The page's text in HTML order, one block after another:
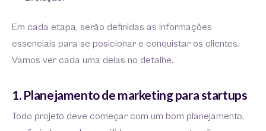
Em cada etapa, serão definidas as informações
essenciais para se posicionar e conquistar os clientes.
Vamos ver cada uma delas no detalhe.
1. Planejamento de marketing para startups
Todo projeto deve começar com um bom planejamento,